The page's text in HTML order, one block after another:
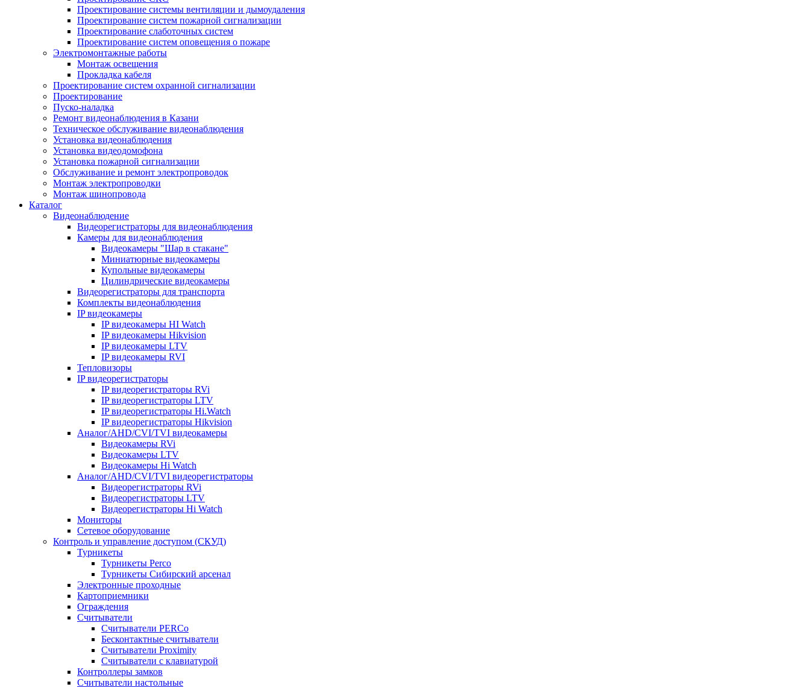
Проектирование системы вентиляции и дымоудаления
Проектирование систем пожарной сигнализации
Проектирование слаботочных систем
Проектирование систем оповещения о пожаре
Электромонтажные работы
Монтаж освещения
Прокладка кабеля
Проектирование систем охранной сигнализации
Проектирование
Пуско-наладка
Ремонт видеонаблюдения в Казани
Техническое обслуживание видеонаблюдения
Установка видеонаблюдения
Установка видеодомофона
Установка пожарной сигнализации
Обслуживание и ремонт электропроводок
Монтаж электропроводки
Монтаж шинопровода
Каталог
Видеонаблюдение
Видеорегистраторы для видеонаблюдения
Камеры для видеонаблюдения
Видеокамеры "Шар в стакане"
Миниатюрные видеокамеры
Купольные видеокамеры
Цилиндрические видеокамеры
Видеорегистраторы для транспорта
Комплекты видеонаблюдения
IP видеокамеры
IP видеокамеры HI Watch
IP видеокамеры Hikvision
IP видеокамеры LTV
IP видеокамеры RVI
Тепловизоры
IP видеорегистраторы
IP видеорегистраторы RVi
IP видеорегистраторы LTV
IP видеорегистраторы Hi.Watch
IP видеорегистраторы Hikvision
Аналог/AHD/CVI/TVI видеокамеры
Видеокамеры RVi
Видеокамеры LTV
Видеокамеры Hi Watch
Аналог/AHD/CVI/TVI видеорегистраторы
Видеорегистраторы RVi
Видеорегистраторы LTV
Видеорегистраторы Hi Watch
Мониторы
Сетевое оборудование
Контроль и управление доступом (СКУД)
Турникеты
Турникеты Perco
Турникеты Сибирский арсенал
Электронные проходные
Картоприемники
Ограждения
Считыватели
Считыватели PERCo
Бесконтактные считыватели
Считыватели Proximity
Считыватели с клавиатурой
Контроллеры замков
Считыватели настольные